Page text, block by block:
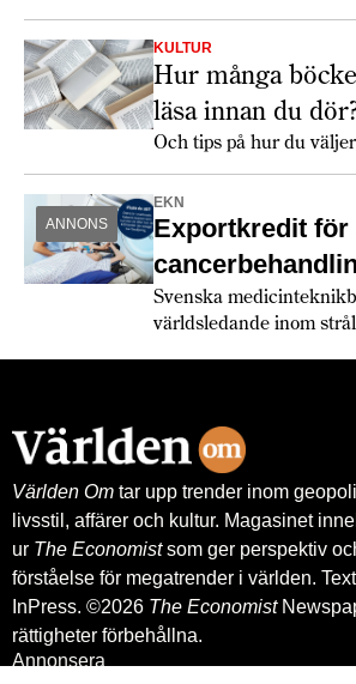
och välstånd – och
KULTUR
Hur många
läsa innan du
Och tips på hur du
ANNONS
EKN
Exportkredit för
Svenska
världsledande inom
Exportkreditnämnden,
Världen Om tar upp trender inom
livsstil, affärer och kultur. Magasinet
ur The Economistsom ger perspektiv
förståelse för megatrender i världen.
InPress. ©2026 The Economist
rättigheter förbehållna.
Annonsera